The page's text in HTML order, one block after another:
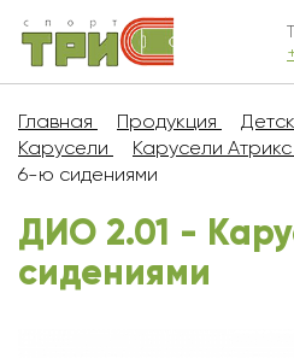
Главная Продукция
Карусели
Карусели Атрикс
6-ю сидениями
ДИО 2.01 -
сидениями